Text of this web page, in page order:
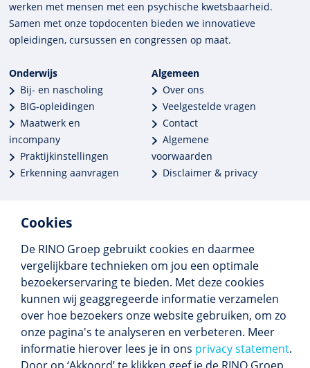
Cookies
De RINO Groep gebruikt cookies en daarmee
vergelijkbare technieken om jou een optimale
bezoekerservaring te bieden. Met deze cookies
kunnen wij geaggregeerde informatie verzamelen
over hoe bezoekers onze website gebruiken, om zo
onze pagina's te analyseren en verbeteren. Meer
informatie hierover lees je in ons privacy statement.
werken met mensen met een psychische kwets­baar­heid.
Samen met onze top­docenten bieden we innova­tieve
opleidingen, cursussen en congres­sen op maat.
Onderwijs
Bij- en nascholing
BIG-opleidingen
Maatwerk en
incompany
Praktijkinstellingen
Erkenning aanvragen
Algemeen
Over ons
Veelgestelde vragen
Contact
Algemene
voorwaarden
Disclaimer & privacy
Meer dan 250 opleidingen
Alle BIG-opleidingen in huis
Cedeo-erkend en CRKBO-geregistreerd
Gemiddelde beoordeling 8,4